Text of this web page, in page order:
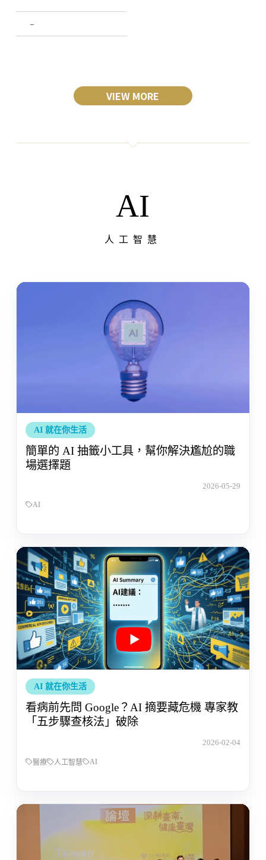
–
VIEW MORE
AI
人工智慧
AI 就在你生活
簡單的 AI 抽籤小工具，幫你解決尷尬的職
場選擇題
2026-05-29
AI
AI 就在你生活
看病前先問 Google？AI 摘要藏危機 專家教
「五步驟查核法」破除
2026-02-04
醫療 人工智慧 AI